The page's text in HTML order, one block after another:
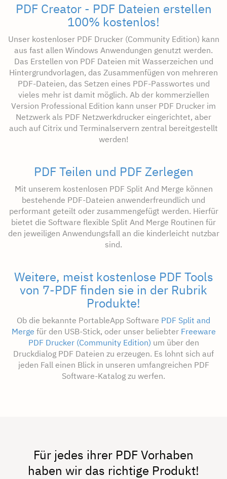
PDF Creator - PDF Dateien erstellen
100% kostenlos!
Unser kostenloser PDF Drucker (Community Edition) kann
aus fast allen Windows Anwendungen genutzt werden.
Das Erstellen von PDF Dateien mit Wasserzeichen und
Hintergrundvorlagen, das Zusammenfügen von mehreren
PDF-Dateien, das Setzen eines PDF-Passwortes und
vieles mehr ist damit möglich. Ab der kommerziellen
Version Professional Edition kann unser PDF Drucker im
Netzwerk als PDF Netzwerkdrucker eingerichtet, aber
auch auf Citrix und Terminalservern zentral bereitgestellt
werden!
PDF Teilen und PDF Zerlegen
Mit unserem kostenlosen PDF Split And Merge können
bestehende PDF-Dateien anwenderfreundlich und
performant geteilt oder zusammengefügt werden. Hierfür
bietet die Software flexible Split And Merge Routinen für
den jeweiligen Anwendungsfall an die kinderleicht nutzbar
sind.
Weitere, meist kostenlose PDF Tools
von 7-PDF finden sie in der Rubrik
Produkte!
Ob die bekannte PortableApp Software PDF Split and
Merge für den USB-Stick, oder unser beliebter Freeware
PDF Drucker (Community Edition) um über den
Druckdialog PDF Dateien zu erzeugen. Es lohnt sich auf
jeden Fall einen Blick in unseren umfangreichen PDF
Software-Katalog zu werfen.
Für jedes ihrer PDF Vorhaben
haben wir das richtige Produkt!